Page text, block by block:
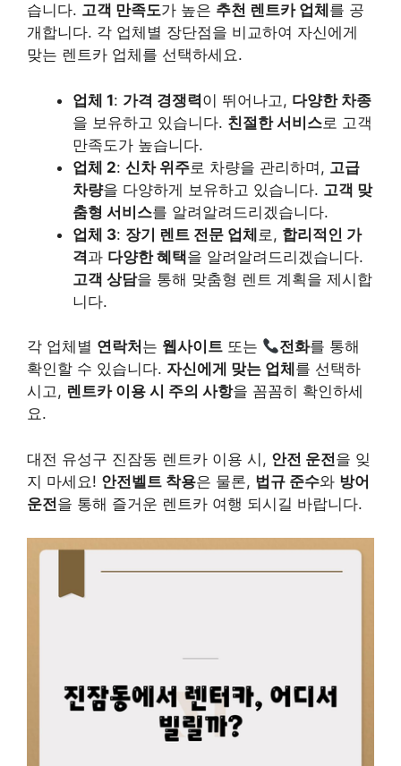
습니다. 고객 만족도가 높은 추천 렌트카 업체 를 공
개합니다. 각 업체별 장단점을 비교하여 자신에게
맞는 렌트카 업체를 선택하세요.
업체 1: 가격 경쟁력이 뛰어나고, 다양한 차종
을 보유하고 있습니다. 친절한 서비스로 고객
만족도가 높습니다.
업체 2: 신차 위주로 차량을 관리하며, 고급
차량을 다양하게 보유하고 있습니다. 고객 맞
춤형 서비스를 알려알려드리겠습니다.
업체 3: 장기 렌트 전문 업체 로, 합리적인 가
격과 다양한 혜택을 알려알려드리겠습니다.
고객 상담을 통해 맞춤형 렌트 계획을 제시합
니다.
각 업체별 연락처 는 웹사이트 또는 전화를 통해
확인할 수 있습니다. 자신에게 맞는 업체 를 선택하
시고, 렌트카 이용 시 주의 사항을 꼼꼼히 확인하세
요.
대전 유성구 진잠동 렌트카 이용 시, 안전 운전을 잊
지 마세요! 안전벨트 착용은 물론, 법규 준수와 방어
운전을 통해 즐거운 렌트카 여행 되시길 바랍니다.